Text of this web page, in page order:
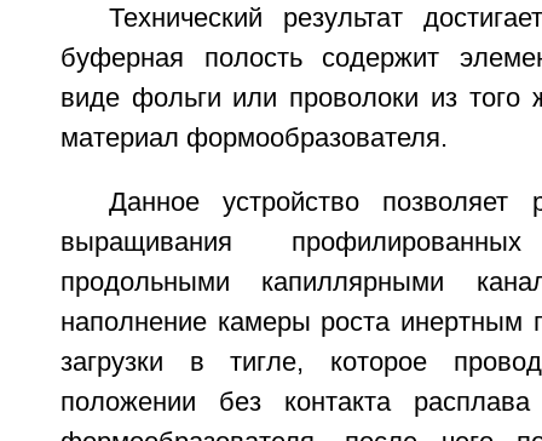
Технический результат
буферная полость содержит
виде фольги или проволоки из того
материал формообразователя.
Данное устройство позволяет
выращивания
продольными капиллярными
наполнение камеры роста инертным
загрузки в тигле, которое
положении без контакта